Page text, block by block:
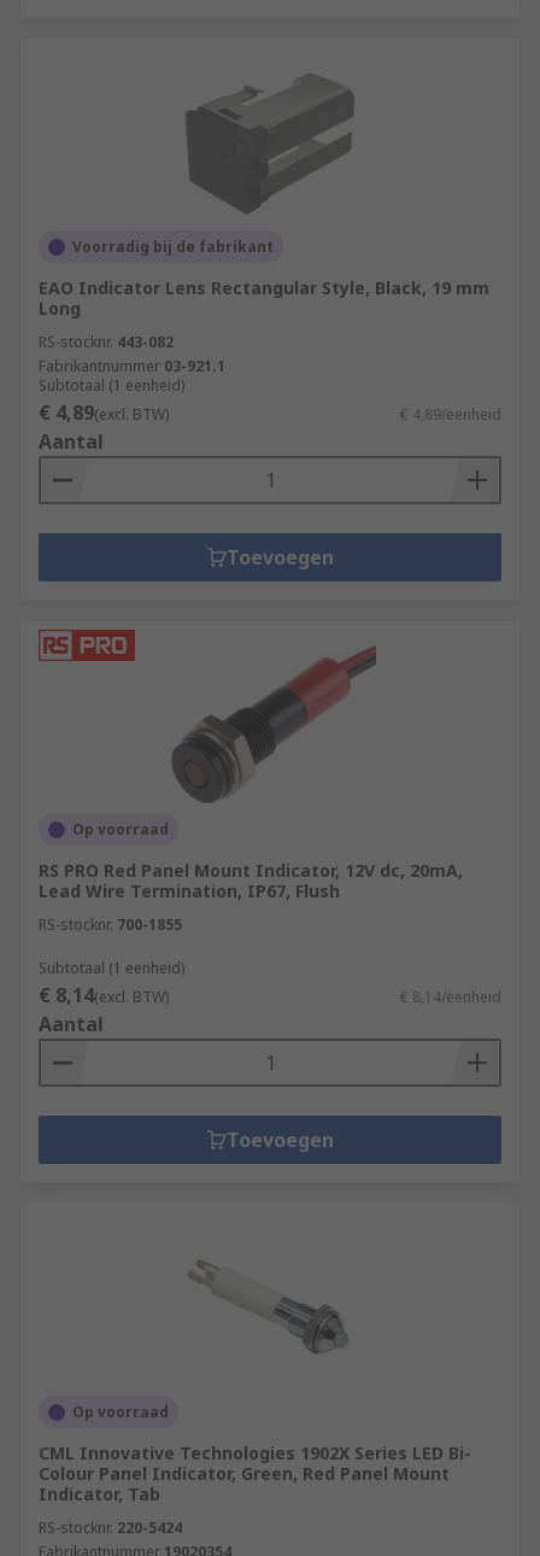
Voorradig bij de fabrikant
EAO Indicator Lens Rectangular Style, Black, 19 mm
Long
RS-stocknr. 443-082
Fabrikantnummer 03-921.1
Subtotaal (1 eenheid)
€ 4,89(excl. BTW) € 4,89/eenheid
Aantal
Toevoegen
Op voorraad
RS PRO Red Panel Mount Indicator, 12V dc, 20mA,
Lead Wire Termination, IP67, Flush
RS-stocknr. 700-1855
Subtotaal (1 eenheid)
€ 8,14(excl. BTW) € 8,14/eenheid
Aantal
Toevoegen
Op voorraad
CML Innovative Technologies 1902X Series LED Bi-
Colour Panel Indicator, Green, Red Panel Mount
Indicator, Tab
RS-stocknr. 220-5424
Fabrikantnummer 19020354